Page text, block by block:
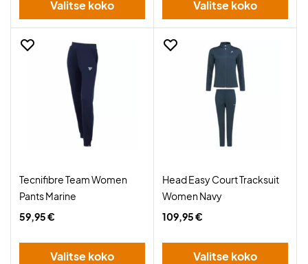
Valitse koko Valitse koko
Tecnifibre Team Women
Pants Marine
59,95 €
Valitse koko
Head Easy Court Tracksuit
Women Navy
109,95 €
Valitse koko